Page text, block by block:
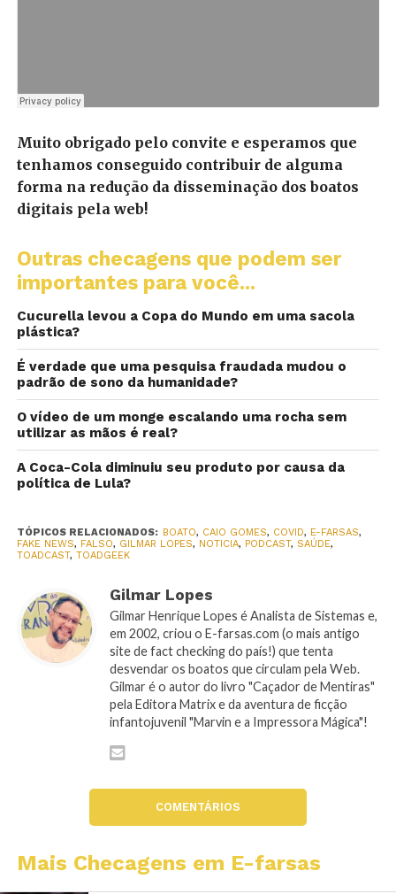
Muito obrigado pelo convite e esperamos que
tenhamos conseguido contribuir de alguma
forma na redução da disseminação dos boatos
digitais pela web!
Outras checagens que podem ser
importantes para você...
Cucurella levou a Copa do Mundo em uma sacola
plástica?
É verdade que uma pesquisa fraudada mudou o
padrão de sono da humanidade?
O vídeo de um monge escalando uma rocha sem
utilizar as mãos é real?
A Coca-Cola diminuiu seu produto por causa da
política de Lula?
TÓPICOS RELACIONADOS: BOATO, CAIO GOMES, COVID, E-FARSAS,
FAKE NEWS, FALSO, GILMAR LOPES, NOTICIA, PODCAST, SAÚDE,
TOADCAST, TOADGEEK
Gilmar Lopes
Gilmar Henrique Lopes é Analista de Sistemas e,
em 2002, criou o E-farsas.com (o mais antigo
site de fact checking do país!) que tenta
desvendar os boatos que circulam pela Web.
Gilmar é o autor do livro "Caçador de Mentiras"
pela Editora Matrix e da aventura de ficção
infantojuvenil "Marvin e a Impressora Mágica"!
COMENTÁRIOS
Mais Checagens em E-farsas